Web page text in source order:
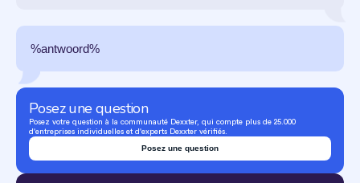
%antwoord%
Posez une question
Posez votre question à la communauté Dexxter, qui compte plus de 25.000
d'entreprises individuelles et d'experts Dexxter vérifiés.
Posez une question